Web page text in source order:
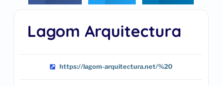
Lagom Arquitectura
https://lagom-arquitectura.net/%20